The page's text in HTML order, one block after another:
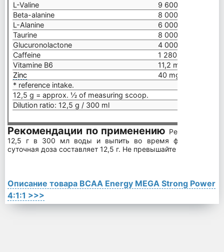
L-Valine
9 600 mg
Beta-alanine
8 000 mg
L-Alanine
6 000mg
Taurine
8 000mg
Glucuronolactone
4 000 mg
Caffeine
1 280 mg
Vitamine B6
11,2 mg = 800%*
Zinc
40 mg = 400%*
* reference intake.
12,5 g = approx. ½ of measuring scoop.
Dilution ratio: 12,5 g / 300 ml
Рекомендации по применению
12,5 г в 300 мл воды и выпить во время физической
суточная доза составляет 12,5 г. Не превышайте
Описание товара BCAA Energy MEGA Strong Power
4:1:1 >>>